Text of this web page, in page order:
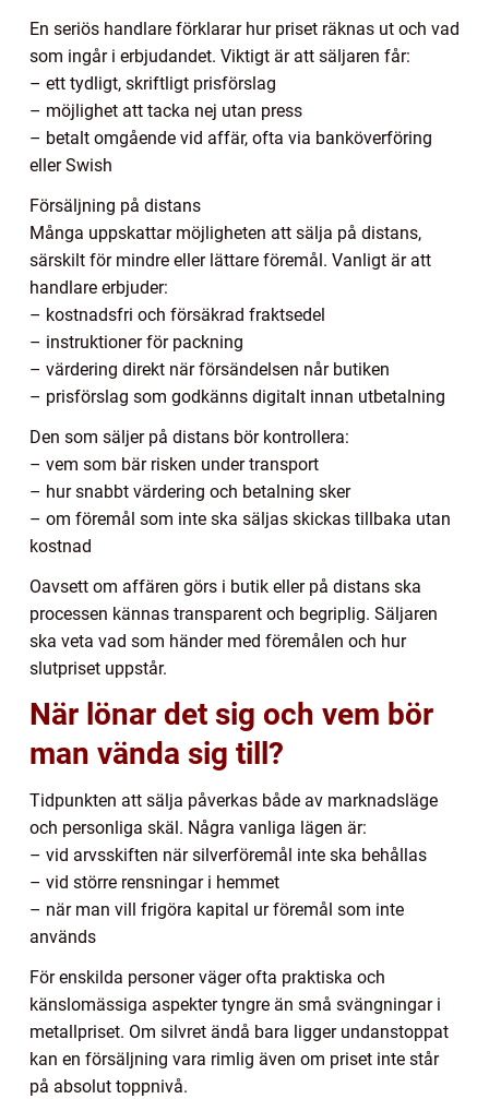
En seriös handlare förklarar hur priset räknas ut och vad
som ingår i erbjudandet. Viktigt är att säljaren får:
– ett tydligt, skriftligt prisförslag
– möjlighet att tacka nej utan press
– betalt omgående vid affär, ofta via banköverföring
eller Swish
Försäljning på distans
Många uppskattar möjligheten att sälja på distans,
särskilt för mindre eller lättare föremål. Vanligt är att
handlare erbjuder:
– kostnadsfri och försäkrad fraktsedel
– instruktioner för packning
– värdering direkt när försändelsen når butiken
– prisförslag som godkänns digitalt innan utbetalning
Den som säljer på distans bör kontrollera:
– vem som bär risken under transport
– hur snabbt värdering och betalning sker
– om föremål som inte ska säljas skickas tillbaka utan
kostnad
Oavsett om affären görs i butik eller på distans ska
processen kännas transparent och begriplig. Säljaren
ska veta vad som händer med föremålen och hur
slutpriset uppstår.
När lönar det sig och vem bör
man vända sig till?
Tidpunkten att sälja påverkas både av marknadsläge
och personliga skäl. Några vanliga lägen är:
– vid arvsskiften när silverföremål inte ska behållas
– vid större rensningar i hemmet
– när man vill frigöra kapital ur föremål som inte
används
För enskilda personer väger ofta praktiska och
känslomässiga aspekter tyngre än små svängningar i
metallpriset. Om silvret ändå bara ligger undanstoppat
kan en försäljning vara rimlig även om priset inte står
på absolut toppnivå.